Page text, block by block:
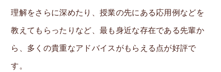
理解をさらに深めたり、授業の先にある応用例などを
教えてもらったりなど、最も身近な存在である先輩か
ら、多くの貴重なアドバイスがもらえる点が好評で
す。